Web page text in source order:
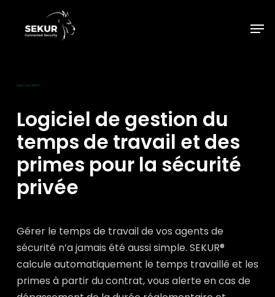
Gestion RH · SEKUR®
Logiciel de gestion du
temps de travail et des
primes pour la sécurité
privée
Gérer le temps de travail de vos agents de
sécurité n’a jamais été aussi simple. SEKUR®
calcule automatiquement le temps travaillé et les
primes à partir du contrat, vous alerte en cas de